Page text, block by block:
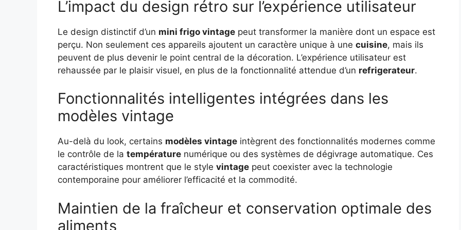
L’impact du design rétro sur l’expérience utilisateur
Le design distinctif d’un mini frigo vintage peut transformer la manière dont un espace est
perçu. Non seulement ces appareils ajoutent un caractère unique à une cuisine, mais ils
peuvent de plus devenir le point central de la décoration. L’expérience utilisateur est
rehaussée par le plaisir visuel, en plus de la fonctionnalité attendue d’un refrigerateur.
Fonctionnalités intelligentes intégrées dans les
modèles vintage
Au-delà du look, certains modèles vintage intègrent des fonctionnalités modernes comme
le contrôle de la température numérique ou des systèmes de dégivrage automatique. Ces
caractéristiques montrent que le style vintage peut coexister avec la technologie
contemporaine pour améliorer l’efficacité et la commodité.
Maintien de la fraîcheur et conservation optimale des
aliments